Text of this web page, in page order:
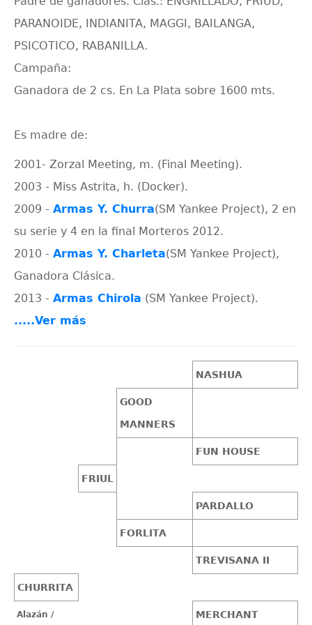
PARANOIDE, INDIANITA, MAGGI, BAILANGA,
PSICOTICO, RABANILLA.
Campaña:
Ganadora de 2 cs. En La Plata sobre 1600 mts.
Es madre de:
2001- Zorzal Meeting, m. (Final Meeting).
2003 - Miss Astrita, h. (Docker).
2009 - Armas Y. Churra(SM Yankee Project), 2 en
su serie y 4 en la final Morteros 2012.
2010 - Armas Y. Charleta(SM Yankee Project),
Ganadora Clásica.
2013 - Armas Chirola (SM Yankee Project).
.....Ver más
NASHUA
GOOD
MANNERS
FUN HOUSE
FRIUL
PARDALLO
FORLITA
TREVISANA II
CHURRITA
Alazán / MERCHANT